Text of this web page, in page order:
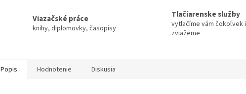
Viazačské práce
knihy, diplomovky, časopisy
Tlačiarenske služby
vytlačíme vám čokoľvek i
zviažeme
Popis Hodnotenie Diskusia